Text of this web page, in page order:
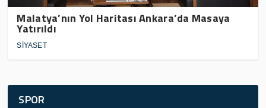
Malatya’nın Yol Haritası Ankara’da Masaya
Yatırıldı
SİYASET
SPOR